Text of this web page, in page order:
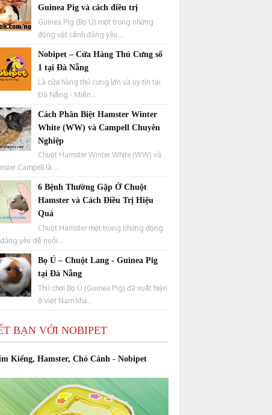
Guinea Pig và cách điều trị
Guinea Pig (Bọ Ú) một trong những
động vật cảnh đáng yêu...
Nobipet – Cửa Hàng Thú Cưng số
1 tại Đà Nẵng
Là cửa hàng thú cưng lớn và uy tín tại
Đà Nẵng - Miền...
Cách Phân Biệt Hamster Winter
White (WW) và Campell Chuyên
Nghiệp
Chuột Hamster Winter White (WW) và
Campell là ...
6 Bệnh Thường Gặp Ở Chuột
Hamster và Cách Điều Trị Hiệu
Quả
Chuột Hamster một trong những động
yêu dễ nuôi...
Bọ Ú – Chuột Lang - Guinea Pig
tại Đà Nẵng
Thú chơi Bọ Ú (Guinea Pig) đã xuất hiện
ở Việt Nam khá...
BẠN VỚI NOBIPET
Kiểng, Hamster, Chó Cảnh - Nobipet